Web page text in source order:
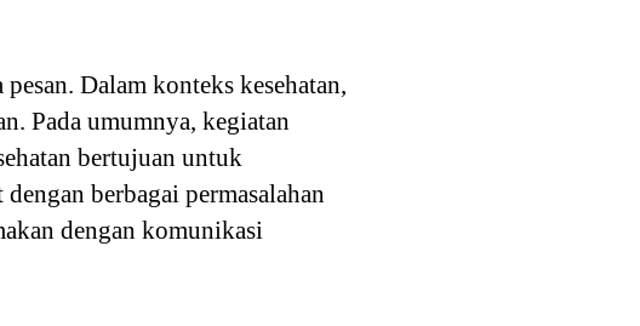
Dalam konteks kesehatan,
Pada umumnya, kegiatan
bertujuan untuk
berbagai permasalahan
dengan komunikasi